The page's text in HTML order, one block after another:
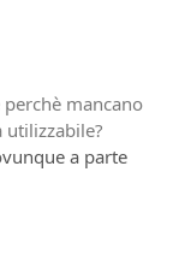
mancano
utilizzabile?
a parte